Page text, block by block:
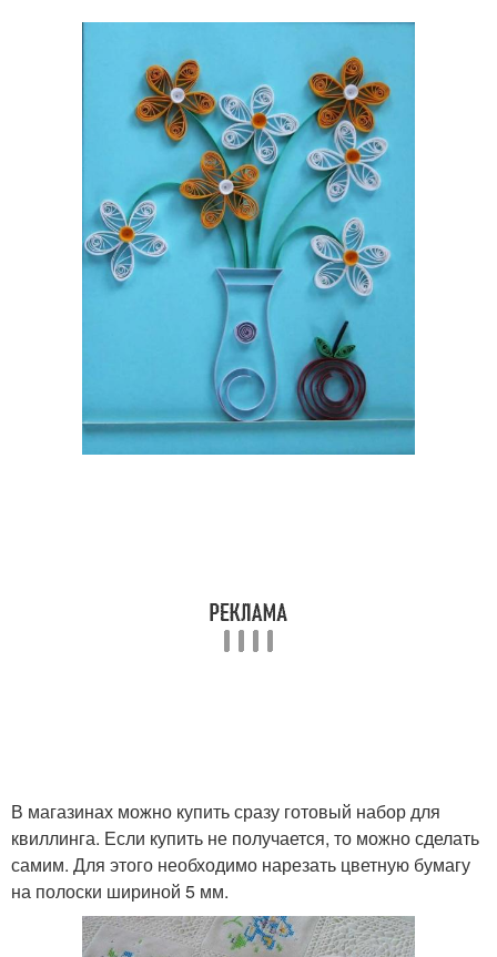
В магазинах можно купить сразу готовый набор для
квиллинга. Если купить не получается, то можно сделать
самим. Для этого необходимо нарезать цветную бумагу
на полоски шириной 5 мм.